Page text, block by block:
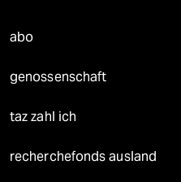
abo
genossenschaft
taz zahl ich
recherchefonds ausland